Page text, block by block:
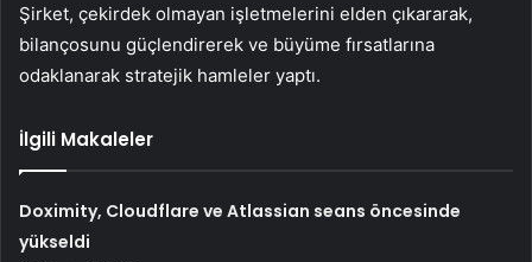
Şirket, çekirdek olmayan işletmelerini elden çıkararak,
bilançosunu güçlendirerek ve büyüme fırsatlarına
odaklanarak stratejik hamleler yaptı.
İlgili Makaleler
Doximity, Cloudflare ve Atlassian seans öncesinde
yükseldi